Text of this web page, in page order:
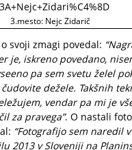
3.mesto: Nejc Zidarič
svoji zmagi povedal:
je, iskreno povedano,
pa sem svetu želel
dežele. Takšnih
vendar pa mi je
za pravega”. O nastali
“Fotografijo sem naredil v
2013 v Sloveniji na